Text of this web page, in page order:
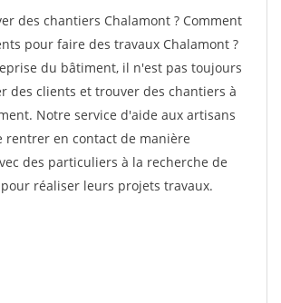
des chantiers Chalamont ? Comment
pour faire des travaux Chalamont ?
du bâtiment, il n'est pas toujours
des clients et trouver des chantiers à
Notre service d'aide aux artisans
rentrer en contact de manière
des particuliers à la recherche de
réaliser leurs projets travaux.